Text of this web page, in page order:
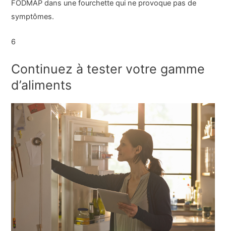
FODMAP dans une fourchette qui ne provoque pas de
symptômes.
6
Continuez à tester votre gamme
d’aliments